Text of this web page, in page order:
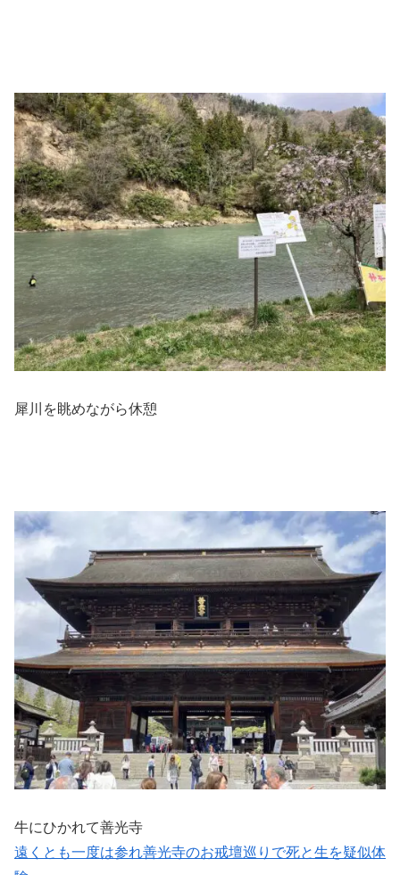
犀川を眺めながら休憩
牛にひかれて善光寺
遠くとも一度は参れ善光寺のお戒壇巡りで死と生を疑似体